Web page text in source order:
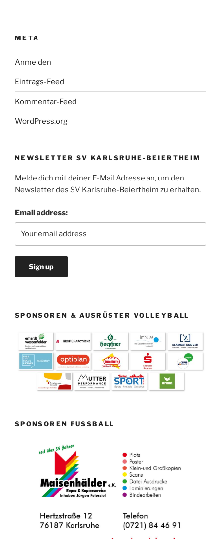
META
Anmelden
Eintrags-Feed
Kommentar-Feed
WordPress.org
NEWSLETTER SV KARLSRUHE-BEIERTHEIM
Melde dich mit deiner E-Mail Adresse an, um den
Newsletter des SV Karlsruhe-Beiertheim zu erhalten.
Email address:
SPONSOREN & AUSRÜSTER VOLLEYBALL
SPONSOREN FUSSBALL